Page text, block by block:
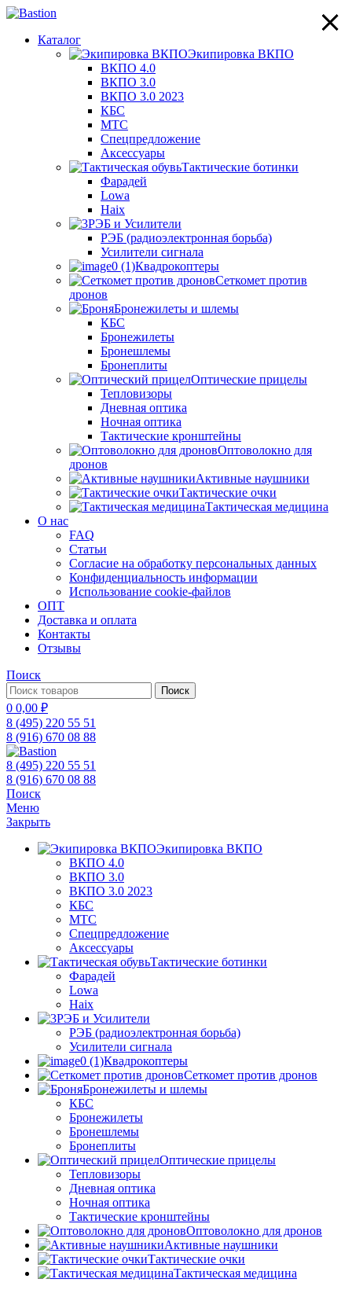
Каталог
Экипировка ВКПО
ВКПО 4.0
ВКПО 3.0
ВКПО 3.0 2023
КБС
МТС
Спецпредложение
Аксессуары
Тактические ботинки
Фарадей
Lowa
Haix
РЭБ и Усилители
РЭБ (радиоэлектронная борьба)
Усилители сигнала
Квадрокоптеры
Сеткомет против
дронов
Бронежилеты и шлемы
КБС
Бронежилеты
Бронешлемы
Бронеплиты
Оптические прицелы
Тепловизоры
Дневная оптика
Ночная оптика
Тактические кронштейны
Оптоволокно для
дронов
Активные наушники
Тактические очки
Тактическая медицина
О нас
FAQ
Статьи
Согласие на обработку персональных данных
Конфиденциальность информации
Использование cookie-файлов
ОПТ
Доставка и оплата
Контакты
Отзывы
Поиск
Поиск
0 0,00 ₽
8 (495) 220 55 51
8 (916) 670 08 88
8 (495) 220 55 51
8 (916) 670 08 88
Поиск
Меню
Закрыть
Экипировка ВКПО
ВКПО 4.0
ВКПО 3.0
ВКПО 3.0 2023
КБС
МТС
Спецпредложение
Аксессуары
Тактические ботинки
Фарадей
Lowa
Haix
РЭБ и Усилители
РЭБ (радиоэлектронная борьба)
Усилители сигнала
Квадрокоптеры
Сеткомет против дронов
Бронежилеты и шлемы
КБС
Бронежилеты
Бронешлемы
Бронеплиты
Оптические прицелы
Тепловизоры
Дневная оптика
Ночная оптика
Тактические кронштейны
Оптоволокно для дронов
Активные наушники
Тактические очки
Тактическая медицина
×
×
×
×